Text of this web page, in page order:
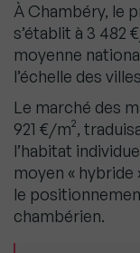
À Chambéry, le
s’établit à 3 482
moyenne
l’échelle des
Le marché des
921 €/m²,
l’habitat
moyen «
le
chambérien.